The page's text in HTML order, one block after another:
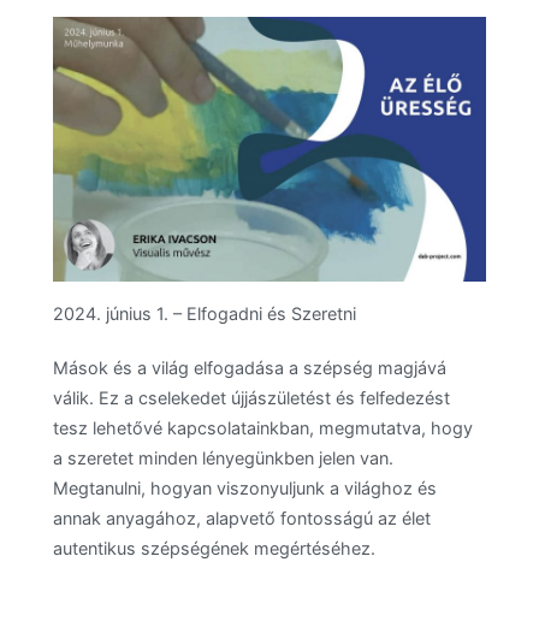
2024. június 1. – Elfogadni és Szeretni
Mások és a világ elfogadása a szépség magjává
válik. Ez a cselekedet újjászületést és felfedezést
tesz lehetővé kapcsolatainkban, megmutatva, hogy
a szeretet minden lényegünkben jelen van.
Megtanulni, hogyan viszonyuljunk a világhoz és
annak anyagához, alapvető fontosságú az élet
autentikus szépségének megértéséhez.